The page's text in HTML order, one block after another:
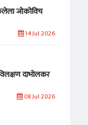
जोकोविच
14 Jul 2026
दाभोलकर
08 Jul 2026